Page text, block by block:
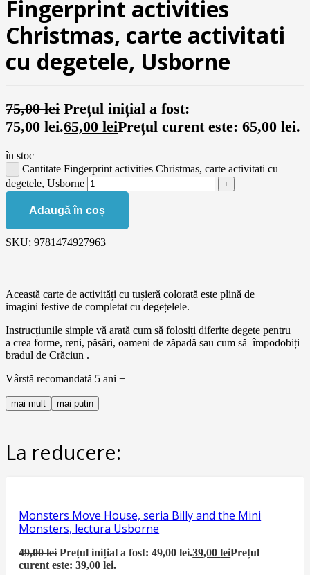
Fingerprint activities
Christmas, carte activitati
cu degetele, Usborne
75,00lei Prețul inițial a fost:
75,00 lei.65,00 leiPrețul curent este: 65,00 lei.
în stoc
Cantitate Fingerprint activities Christmas, carte activitati cu
degetele, Usborne
Adaugă în coș
SKU: 9781474927963
Această carte de activități cu tușieră colorată este plină de
imagini festive de completat cu degețelele.
Instrucțiunile simple vă arată cum să folosiți diferite degete pentru
a crea forme, reni, păsări, oameni de zăpadă sau cum să împodobiți
bradul de Crăciun .
Vârstă recomandată 5 ani +
mai mult mai putin
La reducere:
Monsters Move House, seria Billy and the Mini
Monsters, lectura Usborne
49,00lei Prețul inițial a fost: 49,00 lei.39,00leiPrețul
curent este: 39,00 lei.